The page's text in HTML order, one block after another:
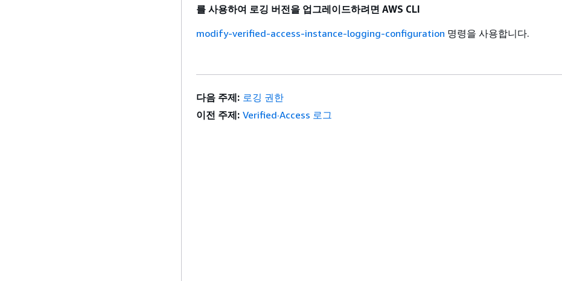
를 사용하여 로깅 버전을 업그레이드하려면 AWS CLI
modify-verified-access-instance-logging-configuration 명령을 사용합니다.
다음 주제: 로깅 권한
이전 주제: Verified·Access 로그